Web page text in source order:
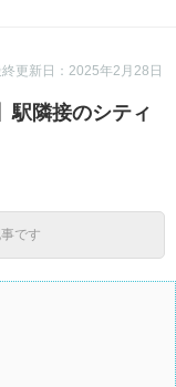
終更新日：2025年2月28日
駅隣接のシティ
です